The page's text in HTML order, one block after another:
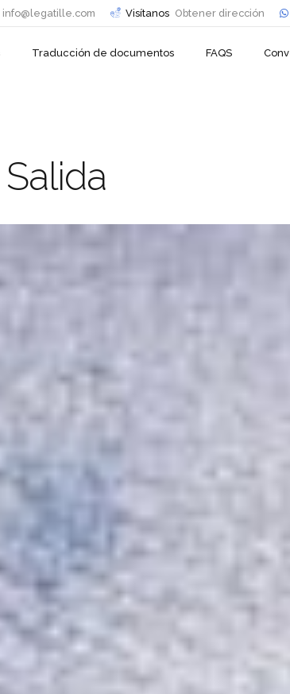
info@legatille.com Visítanos Obtener dirección
Traducción de documentos FAQS